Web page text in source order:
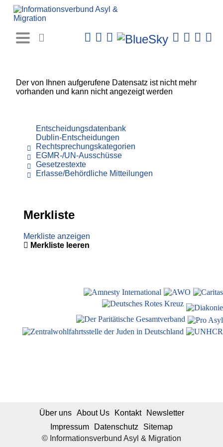
Der von Ihnen aufgerufene Datensatz ist nicht mehr
vorhanden und kann nicht angezeigt werden
Entscheidungsdatenbank
Dublin-Entscheidungen
Rechtsprechungskategorien
EGMR-/UN-Ausschüsse
Gesetzestexte
Erlasse/Behördliche Mitteilungen
Merkliste
Merkliste anzeigen
Merkliste leeren
© Informationsverbund Asyl & Migration
Über uns About Us Kontakt
Newsletter
Impressum
Datenschutz Sitemap